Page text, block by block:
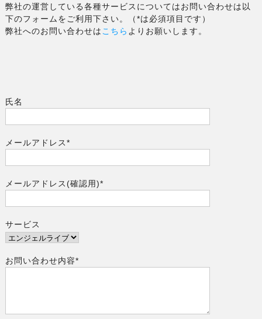
弊社の運営している各種サービスについてはお問い合わせは以
下のフォームをご利用下さい。（*は必須項目です）
弊社へのお問い合わせは こちら よりお願いします。
氏名
メールアドレス*
メールアドレス(確認用)*
サービス
お問い合わせ内容*